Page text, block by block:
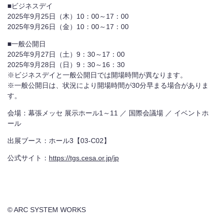
■ビジネスデイ
2025年9 月 25日（木） 10 ： 00～ 17 ： 00
2025年9 月 26日（金） 10 ： 00～ 17 ： 00
■一般公開日
2025年9 月 27日（土） 9 ： 30～ 17 ： 00
2025年9 月 28日（日） 9 ： 30～ 16 ： 30
※ビジネスデイと一般公開日では開場時間が異なります。
※一般公開日は、状況により開場時間が30分早まる場合がありま
す。
会場：幕張メッセ 展示ホール1 ～ 11
／ 国際会議場 ／ イベントホ
ール
出展ブース：ホール3 【03-C02】
公式サイト： https://tgs.cesa.or.jp/jp
© ARC SYSTEM WORKS